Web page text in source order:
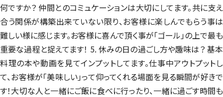
何ですか？ 仲間とのコミュケーションは大切にしてます。共に支え
合う関係が構築出来ていない限り、お客様に楽しんでもらう事は
難しい様に感じます。お客様に喜んで頂く事が「ゴール」の上で最も
重要な過程と捉えてます！ 5. 休みの日の過ごし方や趣味は？ 基本
料理の本や動画を見てインプットしてます。仕事中アウトプットし
て、お客様が「美味しい」って仰ってくれる場面を見る瞬間が好きで
す！大切な人と一緒にご飯に食べに行ったり、一緒に過ごす時間も